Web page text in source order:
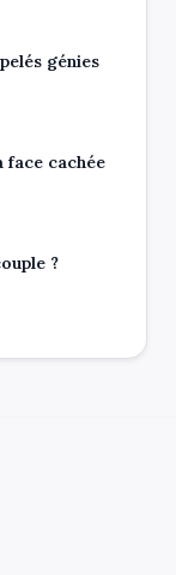
génies
face cachée
?